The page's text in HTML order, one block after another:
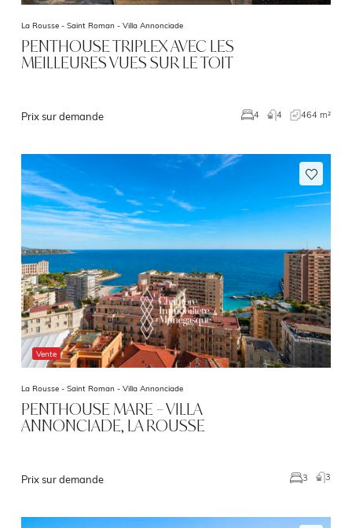
La Rousse - Saint Roman - Villa Annonciade
PENTHOUSE TRIPLEX AVEC LES
MEILLEURES VUES SUR LE TOIT
Prix sur demande 4 4 464 m²
Vente
La Rousse - Saint Roman - Villa Annonciade
PENTHOUSE MARE – VILLA
ANNONCIADE, LA ROUSSE
Prix sur demande 3 3